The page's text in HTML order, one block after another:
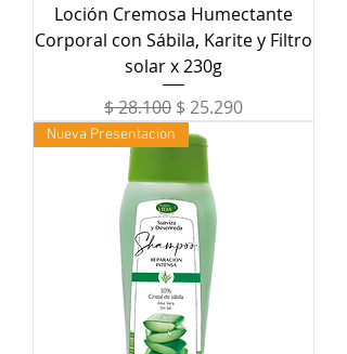
Loción Cremosa Humectante
Corporal con Sábila, Karite y Filtro
solar x 230g
Precio
$ 28.100 Precio de oferta
$ 25.290
Nueva Presentacion